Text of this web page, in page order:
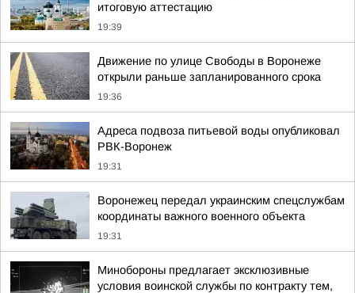
итоговую аттестацию
19:39
Движение по улице Свободы в Воронеже
открыли раньше запланированного срока
19:36
Адреса подвоза питьевой воды опубликовал
РВК-Воронеж
19:31
Воронежец передал украинским спецслужбам
координаты важного военного объекта
19:31
Минобороны предлагает эксклюзивные
условия воинской службы по контракту тем,